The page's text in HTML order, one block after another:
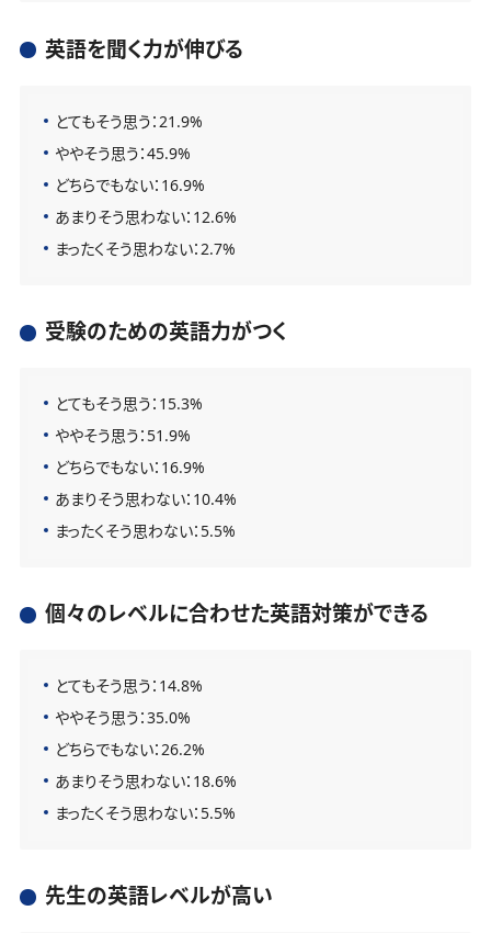
英語を聞く力が伸びる
とてもそう思う：21.9%
ややそう思う：45.9%
どちらでもない：16.9%
あまりそう思わない：12.6%
まったくそう思わない：2.7%
受験のための英語力がつく
とてもそう思う：15.3%
ややそう思う：51.9%
どちらでもない：16.9%
あまりそう思わない：10.4%
まったくそう思わない：5.5%
個々のレベルに合わせた英語対策ができる
とてもそう思う：14.8%
ややそう思う：35.0%
どちらでもない：26.2%
あまりそう思わない：18.6%
まったくそう思わない：5.5%
先生の英語レベルが高い